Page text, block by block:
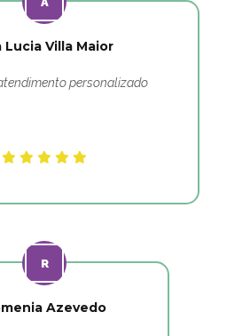
Lucia Villa Maior
personalizado
Azevedo